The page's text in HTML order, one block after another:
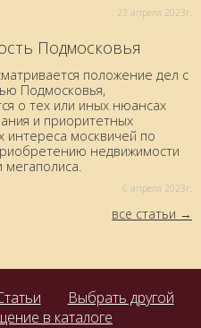
23 aпреля 2023г.
Подмосковья
положение дел с
Подмосковья,
о тех или иных нюансах
и приоритетных
интереса москвичей по
недвижимости
6 aпреля 2023г.
все статьи
Выбрать другой
в каталоге